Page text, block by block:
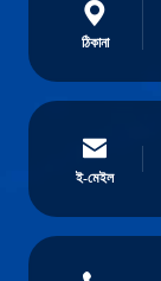
ঠিকানা
ই-মেইল